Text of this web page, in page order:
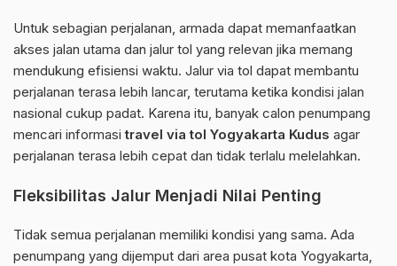
Untuk sebagian perjalanan, armada dapat memanfaatkan
akses jalan utama dan jalur tol yang relevan jika memang
mendukung efisiensi waktu. Jalur via tol dapat membantu
perjalanan terasa lebih lancar, terutama ketika kondisi jalan
nasional cukup padat. Karena itu, banyak calon penumpang
mencari informasitravel via tol Yogyakarta Kudus agar
perjalanan terasa lebih cepat dan tidak terlalu melelahkan.
Fleksibilitas Jalur Menjadi Nilai Penting
Tidak semua perjalanan memiliki kondisi yang sama. Ada
penumpang yang dijemput dari area pusat kota Yogyakarta,